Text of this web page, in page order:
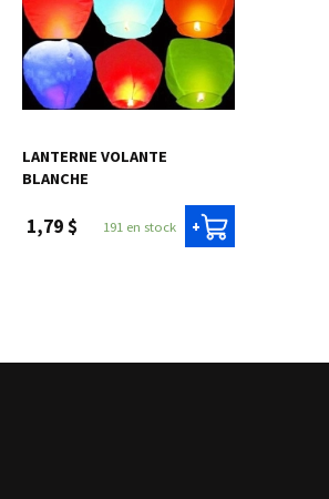
LANTERNE VOLANTE
BLANCHE
1,79 $ 191 en stock +